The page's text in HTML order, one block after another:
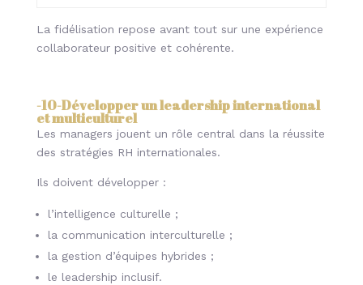
La fidélisation repose avant tout sur une expérience
collaborateur positive et cohérente.
-10-Développer un leadership international
et multiculturel
Les managers jouent un rôle central dans la réussite
des stratégies RH internationales.
Ils doivent développer :
l’intelligence culturelle ;
la communication interculturelle ;
la gestion d’équipes hybrides ;
le leadership inclusif.